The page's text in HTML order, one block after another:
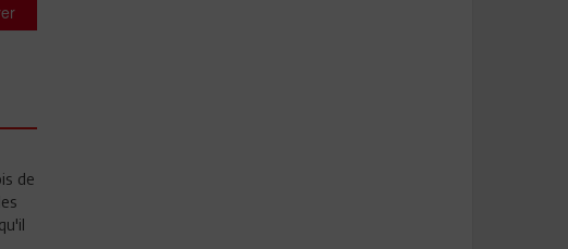
de